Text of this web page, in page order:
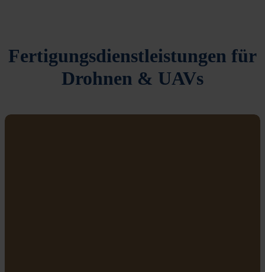
Fertigungsdienstleistungen für
Drohnen & UAVs